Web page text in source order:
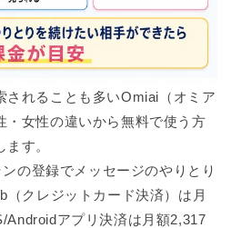
されることも多いOmiai（オミア
・女性の違いから無料で使う方
す。
の登録でメッセージのやりとり
（クレジットカード決済）は月
Androidアプリ決済は月額2,317